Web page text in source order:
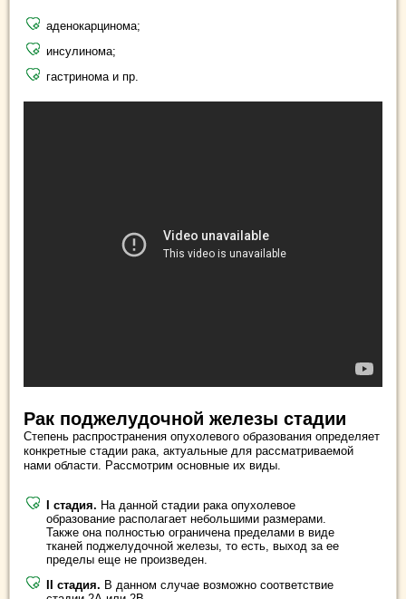
аденокарцинома;
инсулинома;
гастринома и пр.
Рак поджелудочной железы стадии
Степень распространения опухолевого образования определяет
конкретные стадии рака, актуальные для рассматриваемой
нами области. Рассмотрим основные их виды.
I стадия. На данной стадии рака опухолевое
образование располагает небольшими размерами.
Также она полностью ограничена пределами в виде
тканей поджелудочной железы, то есть, выход за ее
пределы еще не произведен.
II стадия. В данном случае возможно соответствие